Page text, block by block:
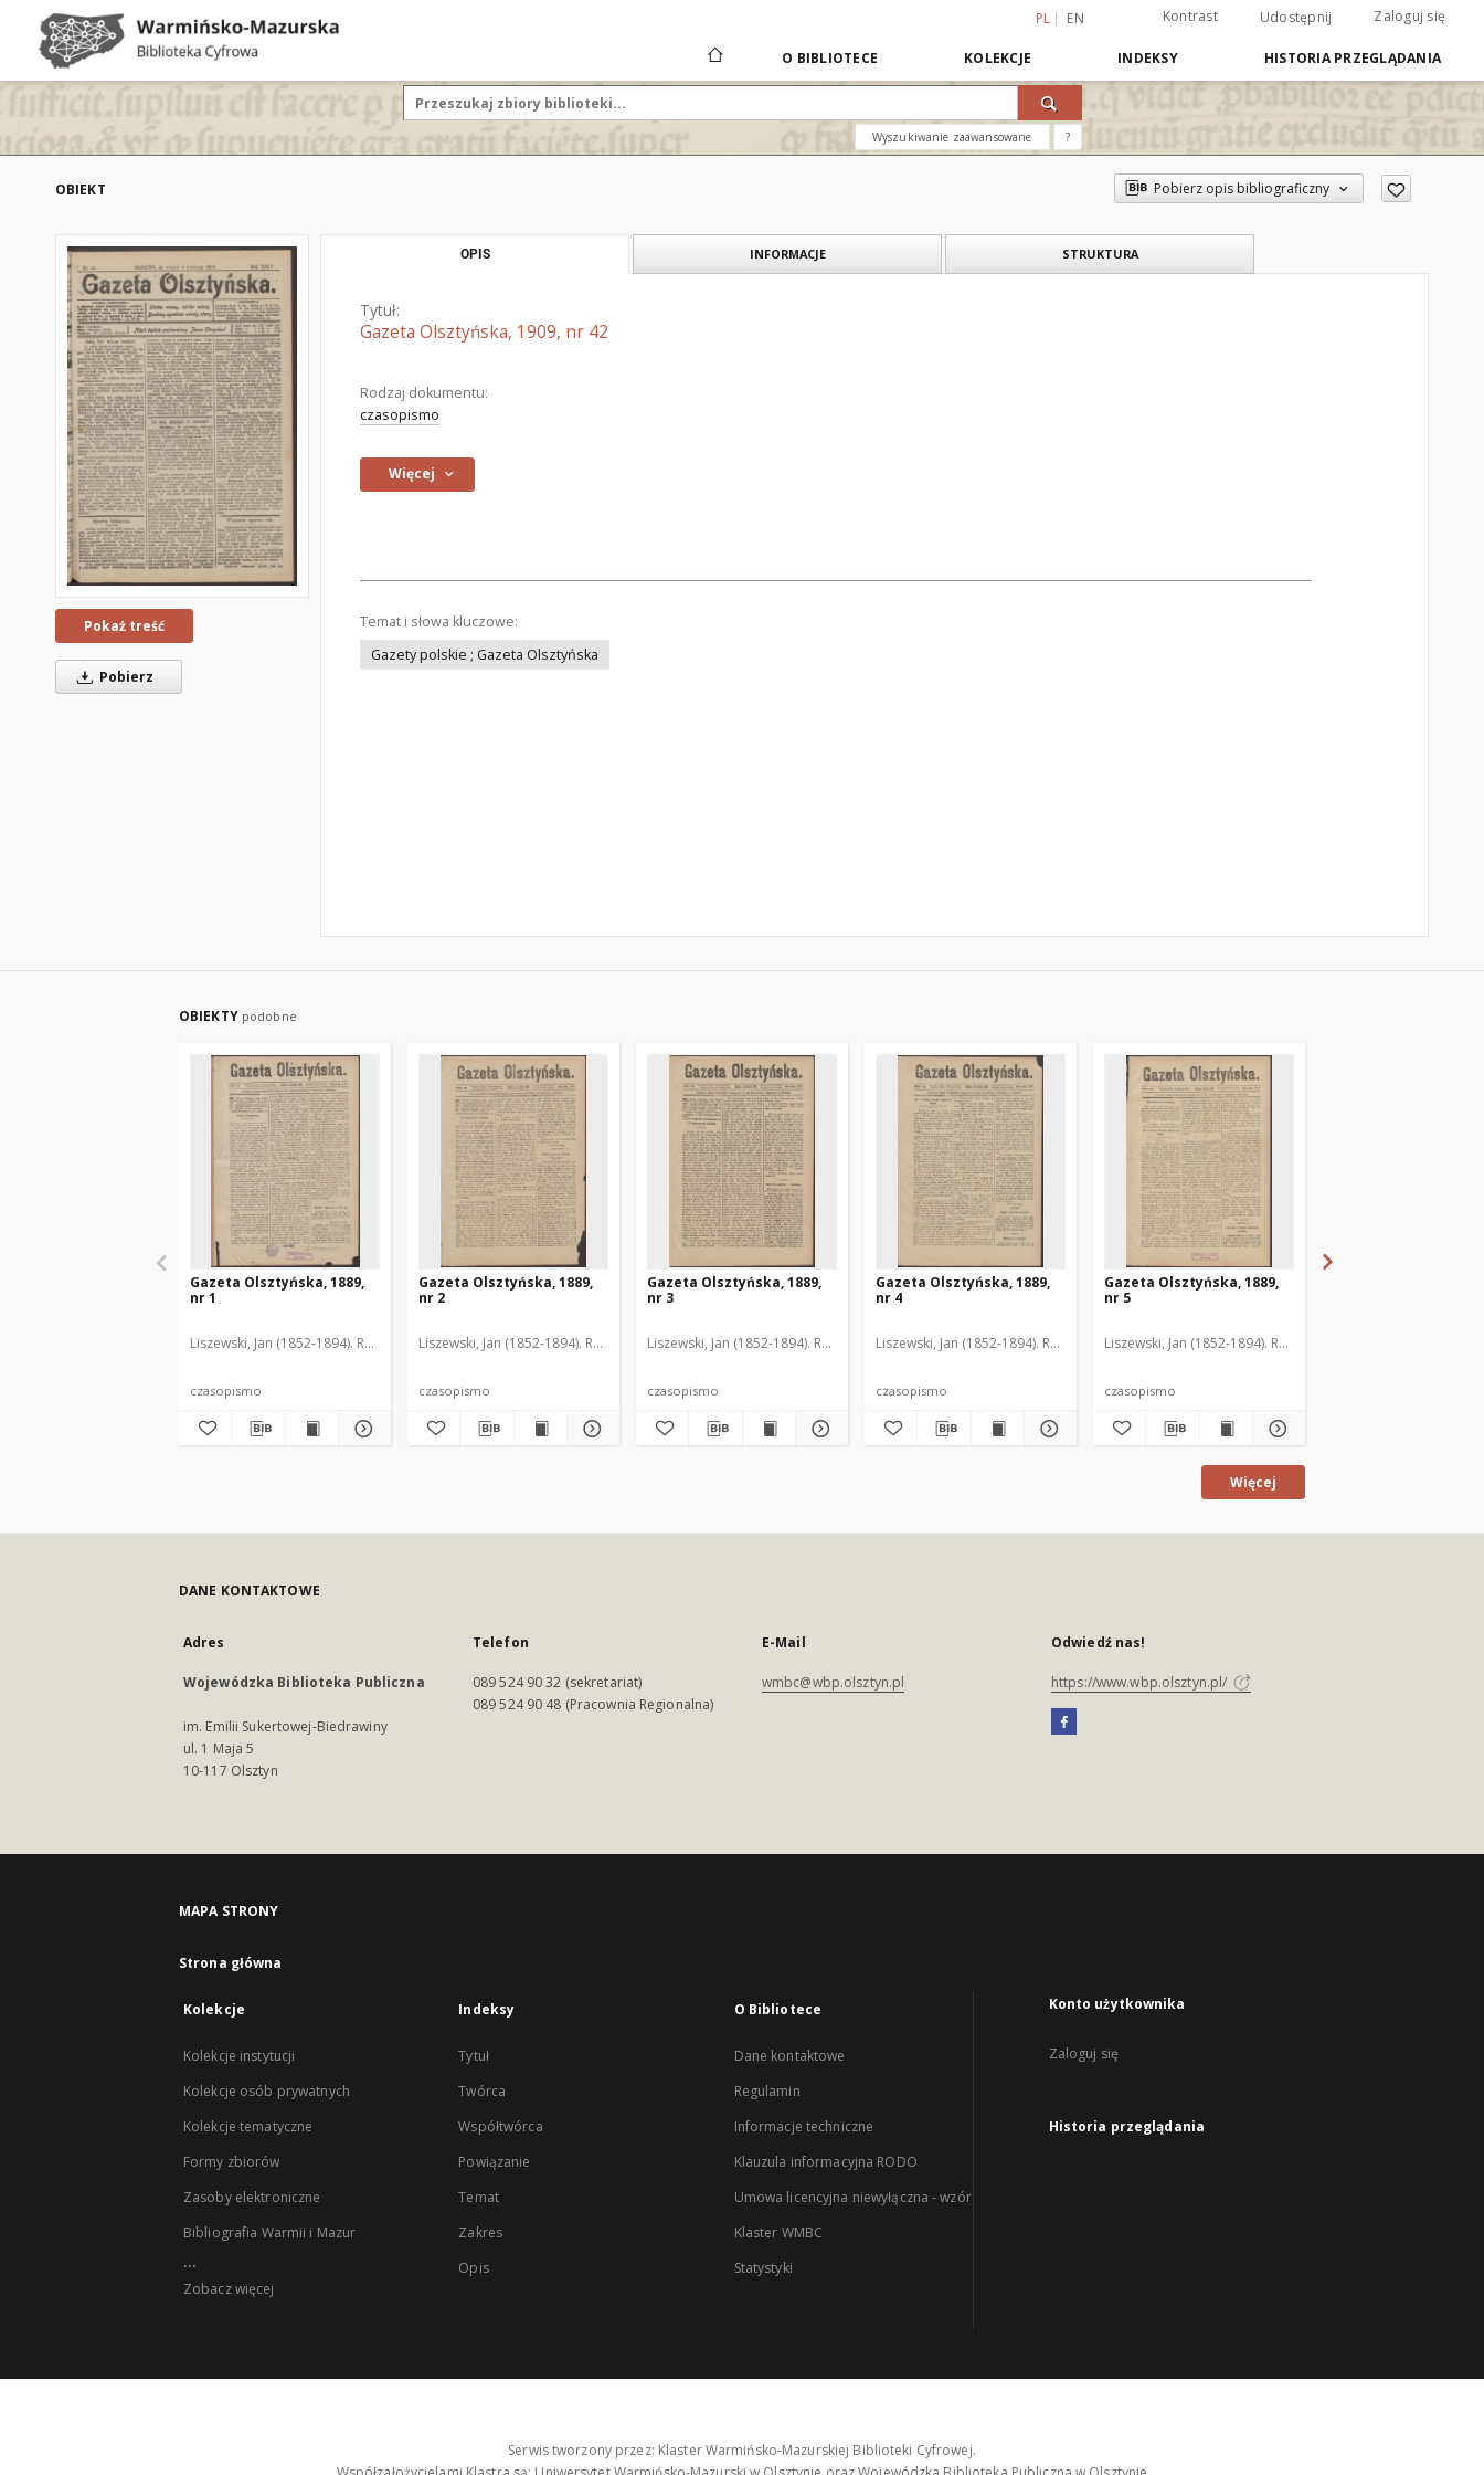
PL EN Kontrast Udostępnij Zaloguj się
O BIBLIOTECE KOLEKCJE INDEKSY HISTORIA PRZEGLĄDANIA
Wyszukiwanie zaawansowane ?
OBIEKT Pobierz opis bibliograficzny
Pokaż treść
Pobierz
OPIS INFORMACJE STRUKTURA
Tytuł:
Gazeta Olsztyńska, 1909, nr 42
Rodzaj dokumentu:
czasopismo
Więcej
Temat i słowa kluczowe:
Gazety polskie ; Gazeta Olsztyńska
OBIEKTY podobne
Gazeta Olsztyńska, 1889,
nr 1
Liszewski, Jan (1852-1894). Red.
czasopismo
Gazeta Olsztyńska, 1889,
nr 2
Liszewski, Jan (1852-1894). Red.
czasopismo
Gazeta Olsztyńska, 1889,
nr 3
Liszewski, Jan (1852-1894). Red.
czasopismo
Gazeta Olsztyńska, 1889,
nr 4
Liszewski, Jan (1852-1894). Red.
czasopismo
Gazeta Olsztyńska, 1889,
nr 5
Liszewski, Jan (1852-1894). Red.
czasopismo
Więcej
DANE KONTAKTOWE
Adres
Wojewódzka Biblioteka Publiczna
im. Emilii Sukertowej-Biedrawiny
ul. 1 Maja 5
10-117 Olsztyn
Telefon
089 524 90 32 (sekretariat)
089 524 90 48 (Pracownia Regionalna)
E-Mail
wmbc@wbp.olsztyn.pl
Odwiedź nas!
https://www.wbp.olsztyn.pl/
MAPA STRONY
Strona główna
Kolekcje
Kolekcje instytucji
Kolekcje osób prywatnych
Kolekcje tematyczne
Formy zbiorów
Zasoby elektroniczne
Bibliografia Warmii i Mazur
...
Zobacz więcej
Indeksy
Tytuł
Twórca
Współtwórca
Powiązanie
Temat
Zakres
Opis
O Bibliotece
Dane kontaktowe
Regulamin
Informacje techniczne
Klauzula informacyjna RODO
Umowa licencyjna niewyłączna - wzór
Klaster WMBC
Statystyki
Konto użytkownika
Zaloguj się
Historia przeglądania
Serwis tworzony przez: Klaster Warmińsko-Mazurskiej Biblioteki Cyfrowej.